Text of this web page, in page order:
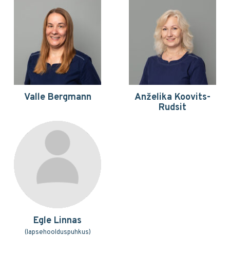
Valle Bergmann
Anželika Koovits-
Rudsit
Egle Linnas
(lapsehoolduspuhkus)